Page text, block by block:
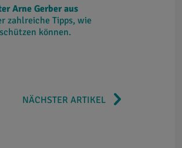
Arne Gerber aus
zahlreiche Tipps, wie
können.
NÄCHSTER ARTIKEL